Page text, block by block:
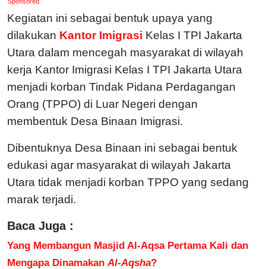
Kegiatan ini sebagai bentuk upaya yang
dilakukan Kantor Imigrasi Kelas I TPI Jakarta
Utara dalam mencegah masyarakat di wilayah
kerja Kantor Imigrasi Kelas I TPΙ Jakarta Utara
menjadi korban Tindak Pidana Perdagangan
Orang (TPPO) di Luar Negeri dengan
membentuk Desa Binaan Imigrasi.
Dibentuknya Desa Binaan ini sebagai bentuk
edukasi agar masyarakat di wilayah Jakarta
Utara tidak menjadi korban TPPO yang sedang
marak terjadi.
Baca Juga :
Yang Membangun Masjid Al-Aqsa Pertama Kali dan
Mengapa Dinamakan Al-Aqsha?